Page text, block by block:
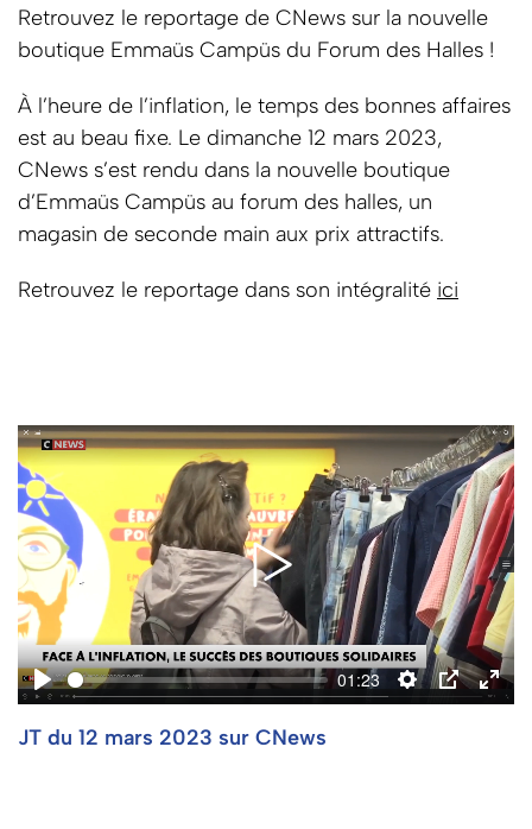
Retrouvez le reportage de CNews sur la nouvelle
boutique Emmaüs Campüs du Forum des Halles !
À l’heure de l’inflation, le temps des bonnes affaires
est au beau fixe. Le dimanche 12 mars 2023,
CNews s’est rendu dans la nouvelle boutique
d’Emmaüs Campüs au forum des halles, un
magasin de seconde main aux prix attractifs.
Retrouvez le reportage dans son intégralité ici
Play
01:23
Settings
PIP
JT du 12 mars 2023 sur CNews